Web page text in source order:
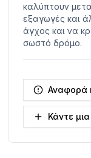
καλύπτουν
εξαγωγές και
άγχος και να
σωστό δρόμο.
Αναφορά
Κάντε